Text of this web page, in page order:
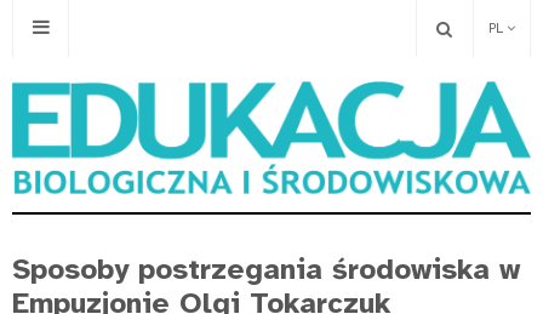
PL
Sposoby postrzegania środowiska w
Empuzjonie Olgi Tokarczuk